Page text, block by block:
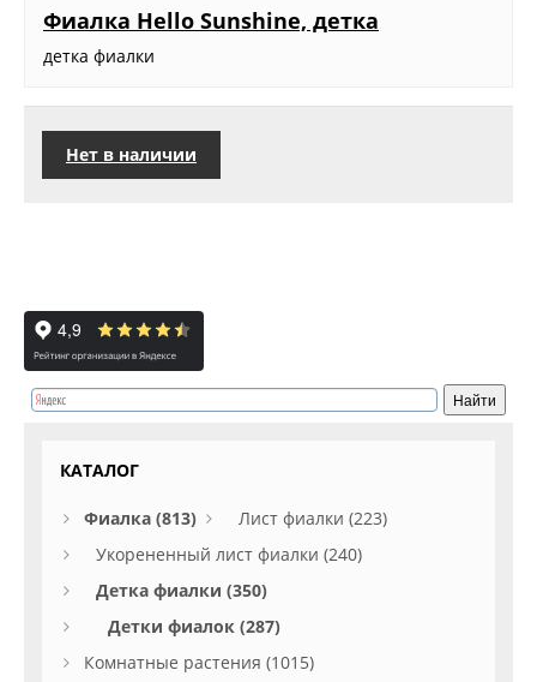
Фиалка Hello Sunshine, детка
детка фиалки
Нет в наличии
КАТАЛОГ
Фиалка (813)
Лист фиалки (223)
Укорененный лист фиалки (240)
Детка фиалки (350)
Детки фиалок (287)
Комнатные растения (1015)